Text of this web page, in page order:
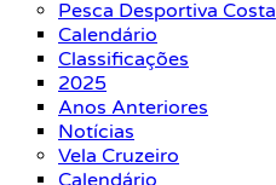
Pesca Desportiva Costa
Calendário
Classificações
2025
Anos Anteriores
Notícias
Vela Cruzeiro
Calendário